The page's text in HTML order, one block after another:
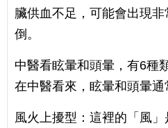
臟供血不足，可能會出現
倒。
中醫看眩暈和頭暈，有6種
在中醫看來，眩暈和頭暈通
風火上擾型：這裡的「風